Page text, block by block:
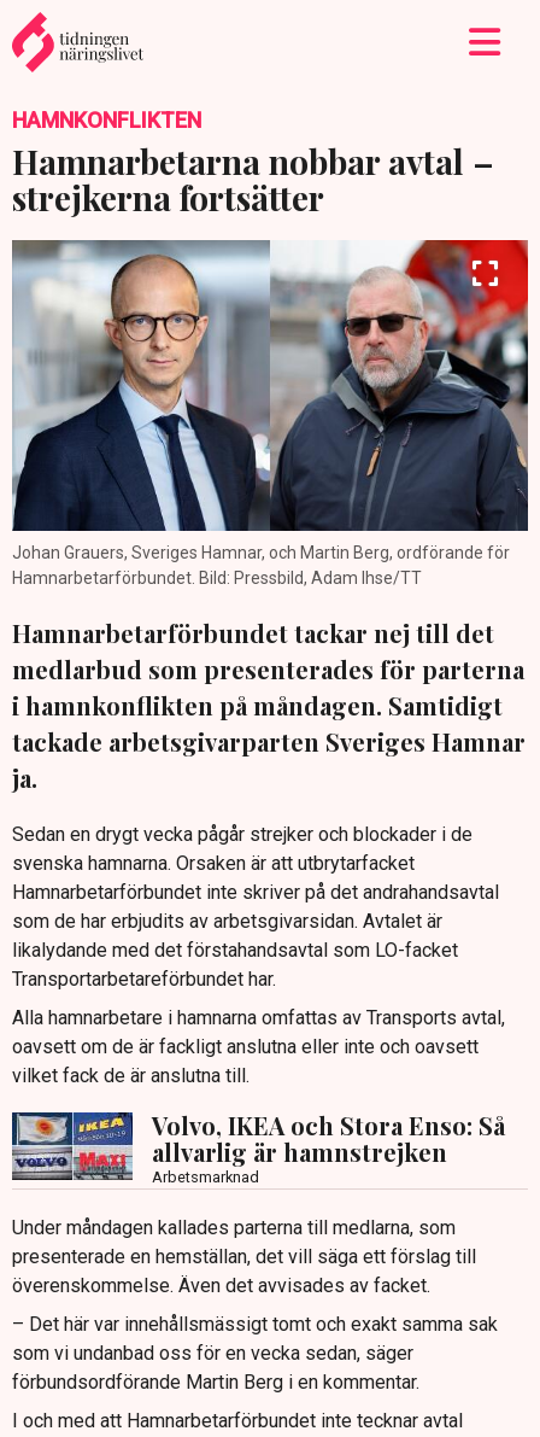
HAMNKONFLIKTEN
Hamnarbetarna nobbar avtal –
strejkerna fortsätter
Johan Grauers, Sveriges Hamnar, och Martin Berg, ordförande för
Hamnarbetarförbundet. Bild: Pressbild, Adam Ihse/TT
Hamnarbetarförbundet tackar nej till det
medlarbud som presenterades för parterna
i hamnkonflikten på måndagen. Samtidigt
tackade arbetsgivarparten Sveriges Hamnar
ja.
Sedan en drygt vecka pågår strejker och blockader i de
svenska hamnarna. Orsaken är att utbrytarfacket
Hamnarbetarförbundet inte skriver på det andrahandsavtal
som de har erbjudits av arbetsgivarsidan. Avtalet är
likalydande med det förstahandsavtal som LO-facket
Transportarbetareförbundet har.
Alla hamnarbetare i hamnarna omfattas av Transports avtal,
oavsett om de är fackligt anslutna eller inte och oavsett
vilket fack de är anslutna till.
Volvo, IKEA och Stora Enso: Så
allvarlig är hamnstrejken
Arbetsmarknad
Under måndagen kallades parterna till medlarna, som
presenterade en hemställan, det vill säga ett förslag till
överenskommelse. Även det avvisades av facket.
– Det här var innehållsmässigt tomt och exakt samma sak
som vi undanbad oss för en vecka sedan, säger
förbundsordförande Martin Berg i en kommentar.
I och med att Hamnarbetarförbundet inte tecknar avtal